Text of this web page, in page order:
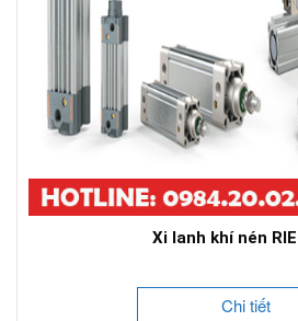
Xi lanh khí nén
Chi tiết